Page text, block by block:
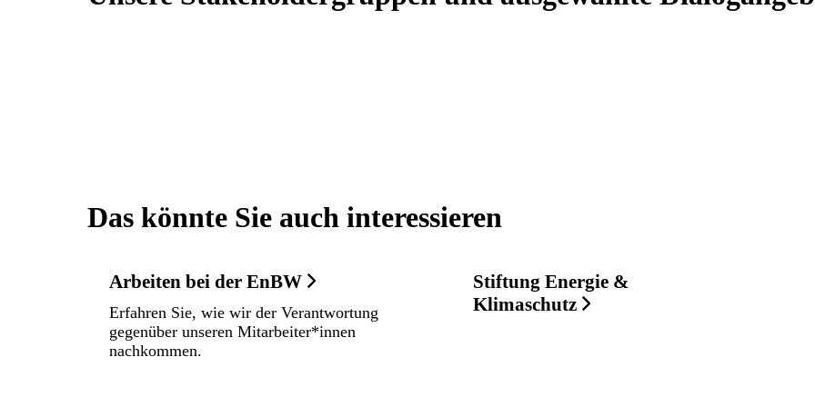
Das könnte Sie auch interessieren
Arbeiten bei der EnBW
Erfahren Sie, wie wir der Verantwortung
gegenüber unseren Mitarbeiter*innen
nachkommen.
Stiftung Energie &
Klimaschutz